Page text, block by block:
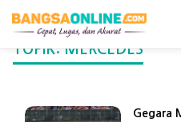
TOPIK: MERCEDES
Gegara